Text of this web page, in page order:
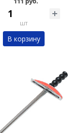
шт
В корзину